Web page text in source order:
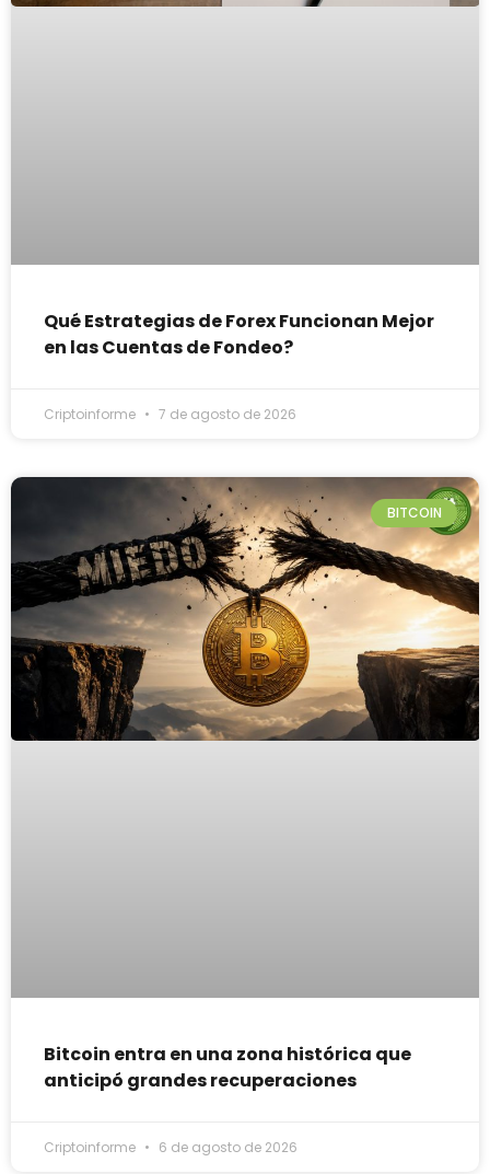
Qué Estrategias de Forex Funcionan Mejor
en las Cuentas de Fondeo?
Criptoinforme 7 de agosto de 2026
BITCOIN
Bitcoin entra en una zona histórica que
anticipó grandes recuperaciones
Criptoinforme 6 de agosto de 2026